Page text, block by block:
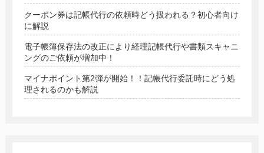
クーポン券は記帳代行の依頼時どう扱われる？初心者向け
に解説
電子帳簿保存法の改正により経理記帳代行や書類スキャニ
ングのご依頼が増加中！
マイナポイント第2弾が開始！！記帳代行委託時にどう処
理されるのかも解説